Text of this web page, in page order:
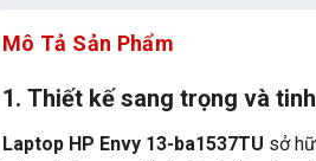
Mô Tả Sản Phẩm
1. Thiết kế sang trọng và
Laptop HP Envy 13-ba1537TU sở